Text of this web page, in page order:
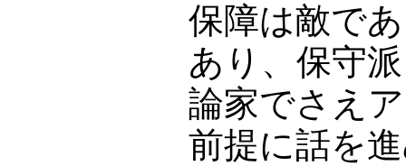
保障は敵で
あり、保守
論家でさえ
前提に話を